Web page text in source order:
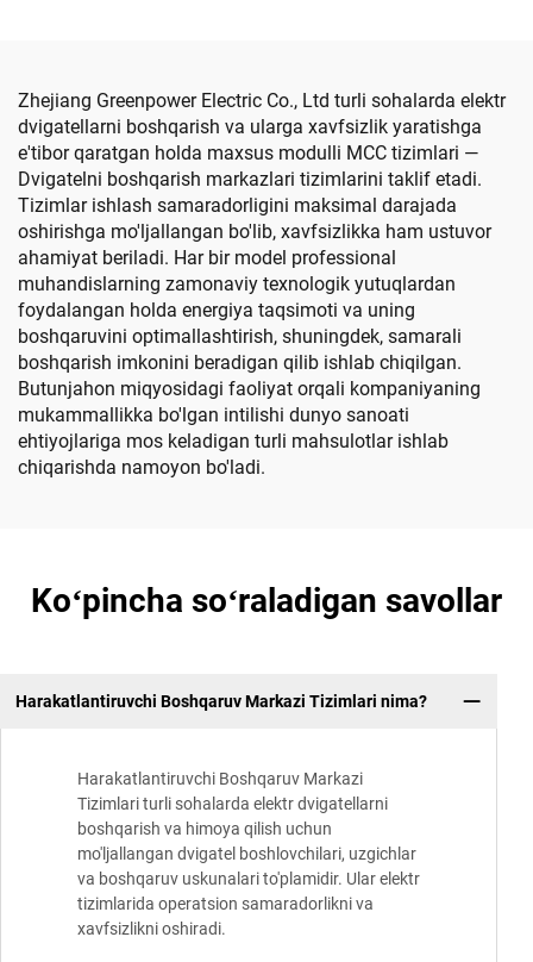
Zhejiang Greenpower Electric Co., Ltd turli sohalarda elektr
dvigatellarni boshqarish va ularga xavfsizlik yaratishga
e'tibor qaratgan holda maxsus modulli MCC tizimlari —
Dvigatelni boshqarish markazlari tizimlarini taklif etadi.
Tizimlar ishlash samaradorligini maksimal darajada
oshirishga mo'ljallangan bo'lib, xavfsizlikka ham ustuvor
ahamiyat beriladi. Har bir model professional
muhandislarning zamonaviy texnologik yutuqlardan
foydalangan holda energiya taqsimoti va uning
boshqaruvini optimallashtirish, shuningdek, samarali
boshqarish imkonini beradigan qilib ishlab chiqilgan.
Butunjahon miqyosidagi faoliyat orqali kompaniyaning
mukammallikka bo'lgan intilishi dunyo sanoati
ehtiyojlariga mos keladigan turli mahsulotlar ishlab
chiqarishda namoyon bo'ladi.
Koʻpincha soʻraladigan savollar
Harakatlantiruvchi Boshqaruv Markazi Tizimlari nima?
Harakatlantiruvchi Boshqaruv Markazi
Tizimlari turli sohalarda elektr dvigatellarni
boshqarish va himoya qilish uchun
mo'ljallangan dvigatel boshlovchilari, uzgichlar
va boshqaruv uskunalari to'plamidir. Ular elektr
tizimlarida operatsion samaradorlikni va
xavfsizlikni oshiradi.